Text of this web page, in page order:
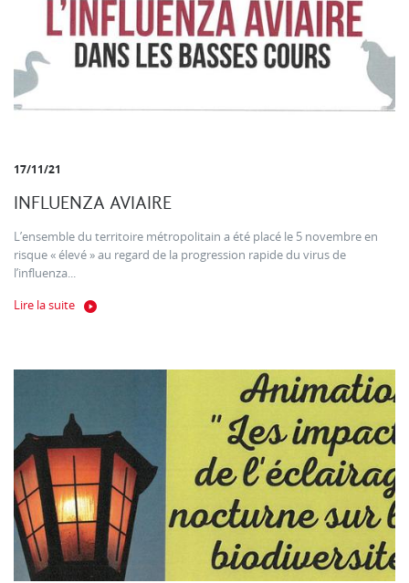
17/11/21
INFLUENZA AVIAIRE
L’ensemble du territoire métropolitain a été placé le 5 novembre en
risque « élevé » au regard de la progression rapide du virus de
l’influenza...
Lire la suite